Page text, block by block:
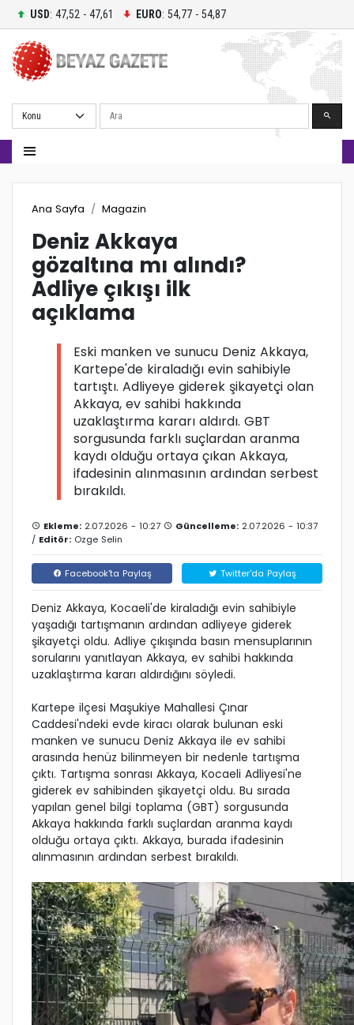
USD: 47,52 - 47,61 EURO: 54,77 - 54,87
Ara
Ana Sayfa Magazin
Deniz Akkaya
gözaltına mı alındı?
Adliye çıkışı ilk
açıklama
Eski manken ve sunucu Deniz Akkaya,
Kartepe'de kiraladığı evin sahibiyle
tartıştı. Adliyeye giderek şikayetçi olan
Akkaya, ev sahibi hakkında
uzaklaştırma kararı aldırdı. GBT
sorgusunda farklı suçlardan aranma
kaydı olduğu ortaya çıkan Akkaya,
ifadesinin alınmasının ardından serbest
bırakıldı.
Ekleme: 2.07.2026 - 10:27 Güncelleme: 2.07.2026 - 10:37
/ Editör: Ozge Selin
Facebook'ta Paylaş Twitter'da Paylaş
Deniz Akkaya, Kocaeli'de kiraladığı evin sahibiyle
yaşadığı tartışmanın ardından adliyeye giderek
şikayetçi oldu. Adliye çıkışında basın mensuplarının
sorularını yanıtlayan Akkaya, ev sahibi hakkında
uzaklaştırma kararı aldırdığını söyledi.
Kartepe ilçesi Maşukiye Mahallesi Çınar
Caddesi'ndeki evde kiracı olarak bulunan eski
manken ve sunucu Deniz Akkaya ile ev sahibi
arasında henüz bilinmeyen bir nedenle tartışma
çıktı. Tartışma sonrası Akkaya, Kocaeli Adliyesi'ne
giderek ev sahibinden şikayetçi oldu. Bu sırada
yapılan genel bilgi toplama (GBT) sorgusunda
Akkaya hakkında farklı suçlardan aranma kaydı
olduğu ortaya çıktı. Akkaya, burada ifadesinin
alınmasının ardından serbest bırakıldı.